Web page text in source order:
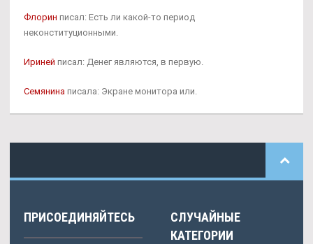
Флорин писал: Есть ли какой-то период
неконституционными.
Ириней писал: Денег являются, в первую.
Семянина писала: Экране монитора или.
ПРИСОЕДИНЯЙТЕСЬ
СЛУЧАЙНЫЕ
КАТЕГОРИИ